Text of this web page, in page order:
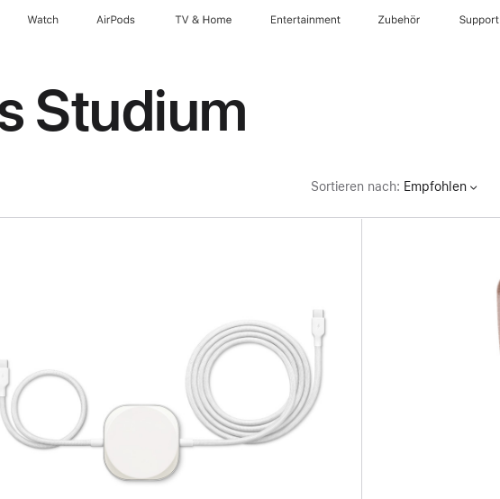
Watch AirPods TV & Home Entertainment Zubehör Support
Studium
Sortieren nach: Empfohlen
-
USB‑C
USB‑C
Ladekabel